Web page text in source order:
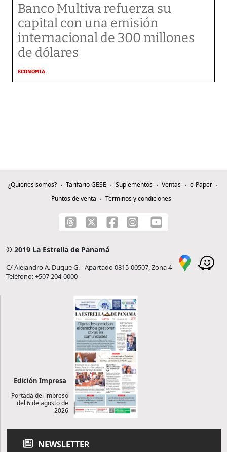
Banco Multiva refuerza su
capital con una emisión
internacional de 300 millones
de dólares
ECONOMÍA
¿Quiénes somos? Tarifario GESE Suplementos Ventas
e-Paper
Puntos de venta
Términos y condiciones
© 2019 La Estrella de Panamá
C/ Alejandro A. Duque G. - Apartado 0815-00507, Zona 4
Teléfono: +507 204-0000
Edición Impresa
Portada del impreso
del 6 de agosto de
2026
NEWSLETTER